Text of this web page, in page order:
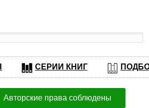
СЕРИИ КНИГ
Авторские права соблюдены